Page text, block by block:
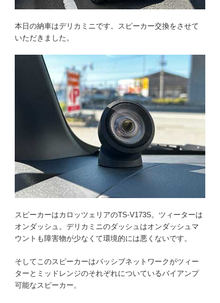
本日の納車はデリカミニです。スピーカー交換をさせて
いただきました。
スピーカーはカロッツェリアのTS-V173S。ツィーターは
オンダッシュ。デリカミニのダッシュはオンダッシュマ
ウントも障害物が少なくて環境的には悪くないです。
そしてこのスピーカーはパッシブネットワークがツィー
ターとミッドレンジのそれぞれについているバイアンプ
可能なスピーカー。